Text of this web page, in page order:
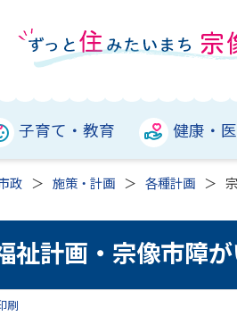
子育て・教育 健康・
政 施策・計画 各種計画
祉計画・宗像市障
刷